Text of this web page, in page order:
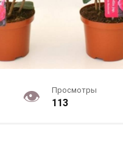
Просмотры
113